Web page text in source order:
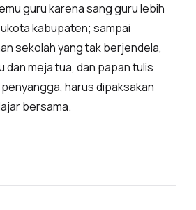
guru karena sang guru lebih
kabupaten; sampai
sekolah yang tak berjendela,
dan meja tua, dan papan tulis
harus dipaksakan
bersama.